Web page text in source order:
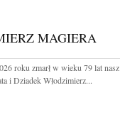
MAGIERA
roku zmarł w wieku 79 lat nasz
i Dziadek Włodzimierz...